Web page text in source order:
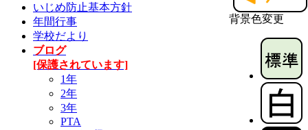
背景色変更
いじめ防止基本方針
年間行事
学校だより
ブログ
[保護されています]
1年
2年
3年
PTA